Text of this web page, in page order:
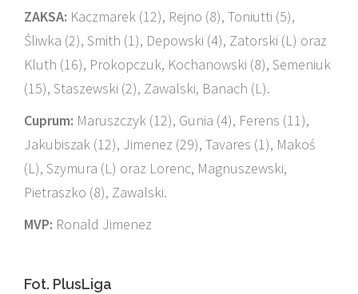
ZAKSA: Kaczmarek (12), Rejno (8), Toniutti (5),
Śliwka (2), Smith (1), Depowski (4), Zatorski (L) oraz
Kluth (16), Prokopczuk, Kochanowski (8), Semeniuk
(15), Staszewski (2), Zawalski, Banach (L).
Cuprum: Maruszczyk (12), Gunia (4), Ferens (11),
Jakubiszak (12), Jimenez (29), Tavares (1), Makoś
(L), Szymura (L) oraz Lorenc, Magnuszewski,
Pietraszko (8), Zawalski.
MVP: Ronald Jimenez
Fot. PlusLiga